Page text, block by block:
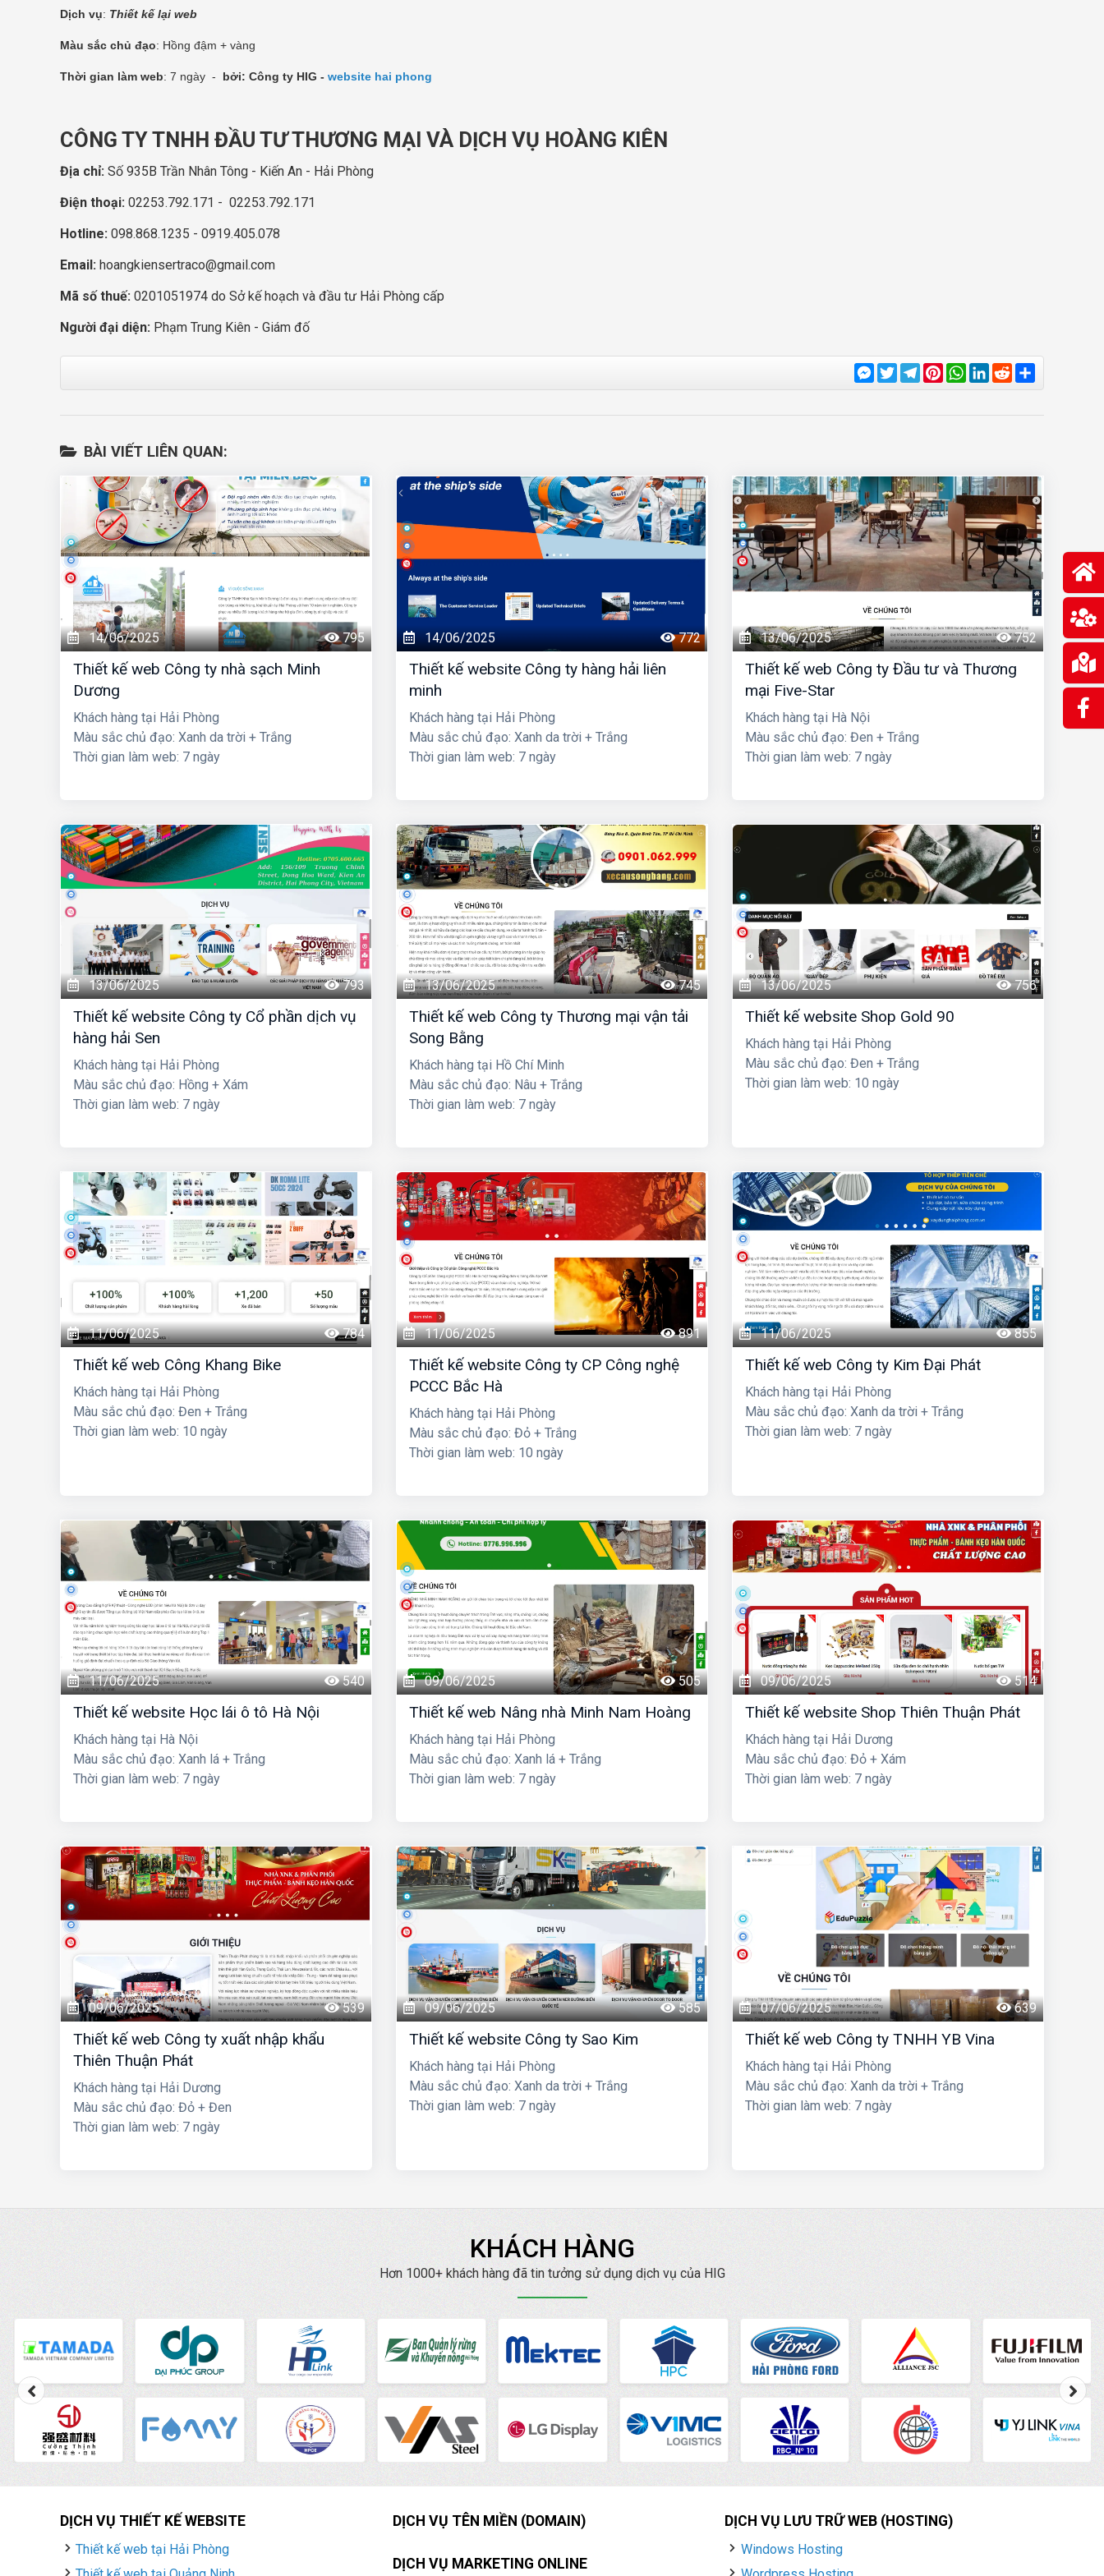
Dịch vụ: Thiết kế lại web
Màu sắc chủ đạo: Hồng đậm + vàng
Thời gian làm web: 7 ngày - bởi: Công ty HIG - website hai phong
CÔNG TY TNHH ĐẦU TƯ THƯƠNG MẠI VÀ DỊCH VỤ HOÀNG KIÊN
Địa chỉ: Số 935B Trần Nhân Tông - Kiến An - Hải Phòng
Điện thoại: 02253.792.171 - 02253.792.171
Hotline: 098.868.1235 - 0919.405.078
Email: hoangkiensertraco@gmail.com
Mã số thuế: 0201051974 do Sở kế hoạch và đầu tư Hải Phòng cấp
Người đại diện: Phạm Trung Kiên - Giám đố
Messenger
TwitterTelegram
Pinterest
WhatsApp
LinkedIn
Reddit
BÀI VIẾT LIÊN QUAN:
14/06/2025 795
Thiết kế web Công ty nhà sạch Minh
Dương
Khách hàng tại Hải Phòng
Màu sắc chủ đạo: Xanh da trời + Trắng
Thời gian làm web: 7 ngày
14/06/2025 772
Thiết kế website Công ty hàng hải liên
minh
Khách hàng tại Hải Phòng
Màu sắc chủ đạo: Xanh da trời + Trắng
Thời gian làm web: 7 ngày
13/06/2025 752
Thiết kế web Công ty Đầu tư và Thương
mại Five-Star
Khách hàng tại Hà Nội
Màu sắc chủ đạo: Đen + Trắng
Thời gian làm web: 7 ngày
13/06/2025 793
Thiết kế website Công ty Cổ phần dịch vụ
hàng hải Sen
Khách hàng tại Hải Phòng
Màu sắc chủ đạo: Hồng + Xám
Thời gian làm web: 7 ngày
13/06/2025 745
Thiết kế web Công ty Thương mại vận tải
Song Bằng
Khách hàng tại Hồ Chí Minh
Màu sắc chủ đạo: Nâu + Trắng
Thời gian làm web: 7 ngày
13/06/2025 756
Thiết kế website Shop Gold 90
Khách hàng tại Hải Phòng
Màu sắc chủ đạo: Đen + Trắng
Thời gian làm web: 10 ngày
11/06/2025 784
Thiết kế web Công Khang Bike
Khách hàng tại Hải Phòng
Màu sắc chủ đạo: Đen + Trắng
Thời gian làm web: 10 ngày
11/06/2025 891
Thiết kế website Công ty CP Công nghệ
PCCC Bắc Hà
Khách hàng tại Hải Phòng
Màu sắc chủ đạo: Đỏ + Trắng
Thời gian làm web: 10 ngày
11/06/2025 855
Thiết kế web Công ty Kim Đại Phát
Khách hàng tại Hải Phòng
Màu sắc chủ đạo: Xanh da trời + Trắng
Thời gian làm web: 7 ngày
11/06/2025 540
Thiết kế website Học lái ô tô Hà Nội
Khách hàng tại Hà Nội
Màu sắc chủ đạo: Xanh lá + Trắng
Thời gian làm web: 7 ngày
09/06/2025 505
Thiết kế web Nâng nhà Minh Nam Hoàng
Khách hàng tại Hải Phòng
Màu sắc chủ đạo: Xanh lá + Trắng
Thời gian làm web: 7 ngày
09/06/2025 514
Thiết kế website Shop Thiên Thuận Phát
Khách hàng tại Hải Dương
Màu sắc chủ đạo: Đỏ + Xám
Thời gian làm web: 7 ngày
09/06/2025 539
Thiết kế web Công ty xuất nhập khẩu
Thiên Thuận Phát
Khách hàng tại Hải Dương
Màu sắc chủ đạo: Đỏ + Đen
Thời gian làm web: 7 ngày
09/06/2025 585
Thiết kế website Công ty Sao Kim
Khách hàng tại Hải Phòng
Màu sắc chủ đạo: Xanh da trời + Trắng
Thời gian làm web: 7 ngày
07/06/2025 639
Thiết kế web Công ty TNHH YB Vina
Khách hàng tại Hải Phòng
Màu sắc chủ đạo: Xanh da trời + Trắng
Thời gian làm web: 7 ngày
KHÁCH HÀNG
Hơn 1000+ khách hàng đã tin tưởng sử dụng dịch vụ của HIG
DỊCH VỤ THIẾT KẾ WEBSITE
Thiết kế web tại Hải Phòng
DỊCH VỤ TÊN MIỀN (DOMAIN)
DỊCH VỤ MARKETING ONLINE
DỊCH VỤ LƯU TRỮ WEB (HOSTING)
Windows Hosting